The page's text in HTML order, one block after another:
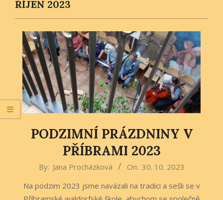
ŘÍJEN 2023
PODZIMNÍ PRÁZDNINY V
PŘÍBRAMI 2023
2023-
30
By: Jana Procházková On: 30. 10. 2023
Na podzim 2023 jsme navázali na tradici a sešli se v